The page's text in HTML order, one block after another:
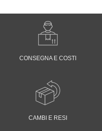
CONSEGNA E COSTI
CAMBI E RESI